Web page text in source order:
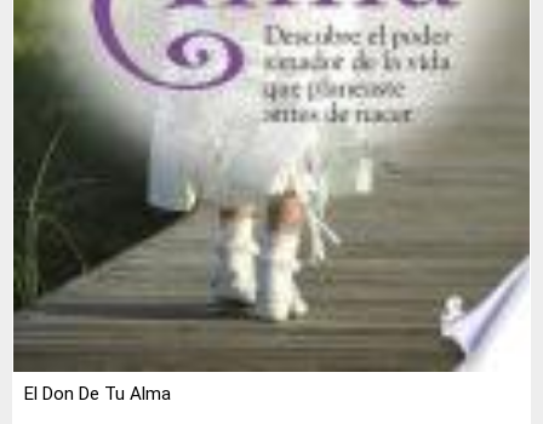
El Don De Tu Alma